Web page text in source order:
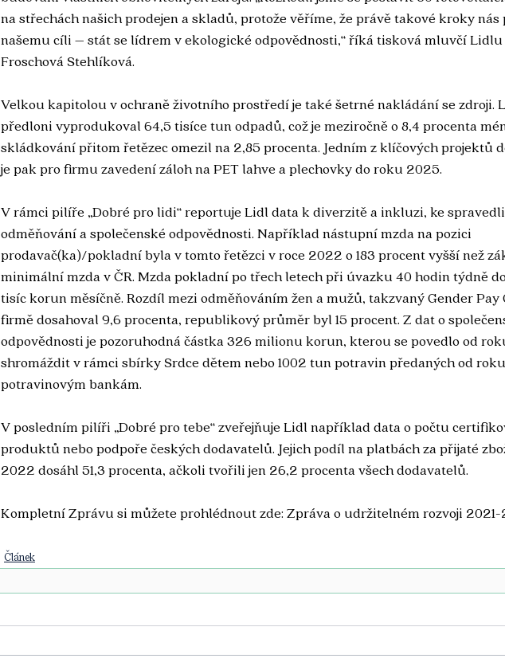
na střechách našich prodejen a skladů, protože věříme, že právě takové kroky
našemu cíli – stát se lídrem v ekologické odpovědnosti,“ říká tisková mluvčí Lidlu
Froschová Stehlíková.
Velkou kapitolou v ochraně životního prostředí je také šetrné nakládání se zdroji.
předloni vyprodukoval 64,5 tisíce tun odpadů, což je meziročně o 8,4 procenta
skládkování přitom řetězec omezil na 2,85 procenta. Jedním z klíčových projektů
je pak pro firmu zavedení záloh na PET lahve a plechovky do roku 2025.
V rámci pilíře „Dobré pro lidi“ reportuje Lidl data k diverzitě a inkluzi, ke
odměňování a společenské odpovědnosti. Například nástupní mzda na pozici
prodavač(ka)/pokladní byla v tomto řetězci v roce 2022 o 183 procent vyšší než
minimální mzda v ČR. Mzda pokladní po třech letech při úvazku 40 hodin týdně
tisíc korun měsíčně. Rozdíl mezi odměňováním žen a mužů, takzvaný Gender Pay
firmě dosahoval 9,6 procenta, republikový průměr byl 15 procent. Z dat o
odpovědnosti je pozoruhodná částka 326 milionu korun, kterou se povedlo od
shromáždit v rámci sbírky Srdce dětem nebo 1002 tun potravin předaných od
potravinovým bankám.
V posledním pilíři „Dobré pro tebe“ zveřejňuje Lidl například data o počtu
produktů nebo podpoře českých dodavatelů. Jejich podíl na platbách za přijaté
2022 dosáhl 51,3 procenta, ačkoli tvořili jen 26,2 procenta všech dodavatelů.
Kompletní Zprávu si můžete prohlédnout zde: Zpráva o udržitelném rozvoji
Článek